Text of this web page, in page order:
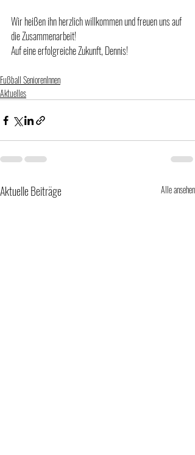
Wir heißen ihn herzlich willkommen und freuen uns auf
die Zusammenarbeit!
Auf eine erfolgreiche Zukunft, Dennis!
Fußball SeniorenInnen
Aktuelles
Aktuelle Beiträge Alle ansehen